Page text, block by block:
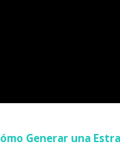
Generar una